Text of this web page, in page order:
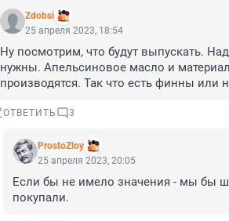
Zdobsi
25 апреля 2023, 18:54
Ну посмотрим, что будут выпускать.
нужны. Апельсиновое масло и
производятся. Так что есть финны или
ОТВЕТИТЬ 3
ProstoZloy
25 апреля 2023, 20:05
Если бы не имело значения - мы бы
покупали.